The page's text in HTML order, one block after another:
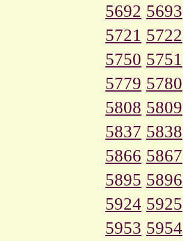
5692 5693
5721 5722
5750 5751
5779 5780
5808 5809
5837 5838
5866 5867
5895 5896
5924 5925
5953 5954